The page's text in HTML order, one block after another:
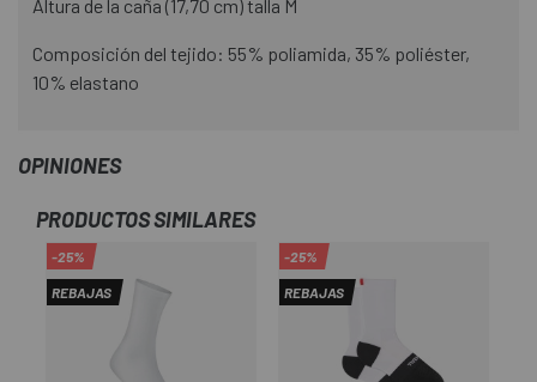
Altura de la caña (17,70 cm) talla M
Composición del tejido: 55% poliamida, 35% poliéster,
10% elastano
OPINIONES
PRODUCTOS SIMILARES
-25%
REBAJAS
-25%
REBAJAS